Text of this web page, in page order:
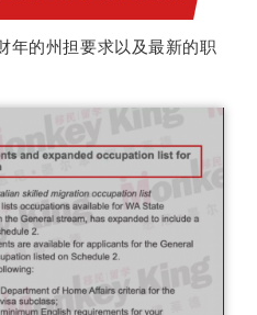
主要内容
年的州担要求以及最新的职